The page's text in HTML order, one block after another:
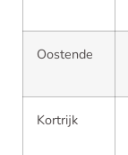
Oostende
Kortrijk